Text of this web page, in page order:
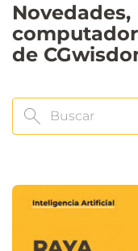
de
Buscar